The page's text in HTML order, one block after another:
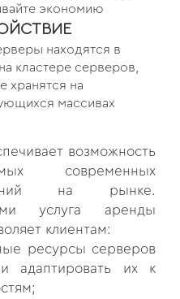
экономию
находятся в
кластере серверов,
хранятся на
массивах
возможность
современных
на рынке.
услуга аренды
клиентам:
ресурсы серверов
адаптировать их к